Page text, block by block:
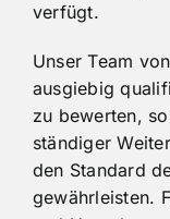
verfügt.
Unser Team
ausgiebig
zu bewerten,
ständiger
den Standard
gewährleisten.